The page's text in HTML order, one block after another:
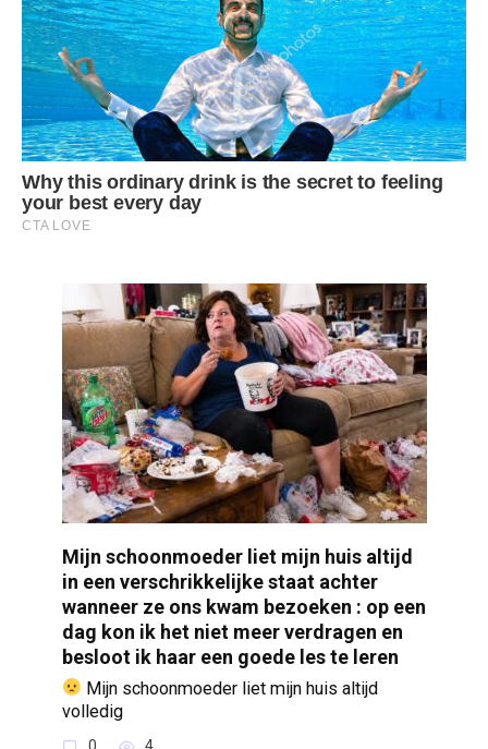
Mijn schoonmoeder liet mijn huis altijd
in een verschrikkelijke staat achter
wanneer ze ons kwam bezoeken : op een
dag kon ik het niet meer verdragen en
besloot ik haar een goede les te leren
Mijn schoonmoeder liet mijn huis altijd
volledig